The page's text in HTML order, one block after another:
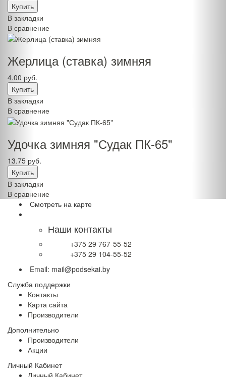
В закладки
В сравнение
Жерлица (ставка) зимняя
4.00 руб.
В закладки
В сравнение
Удочка зимняя "Судак ПК-65"
13.75 руб.
В закладки
В сравнение
Смотреть на карте
Наши контакты
+375 29 767-55-52
+375 29 104-55-52
Email: mail@podsekai.by
Служба поддержки
Контакты
Карта сайта
Производители
Дополнительно
Производители
Акции
Личный Кабинет
Личный Кабинет